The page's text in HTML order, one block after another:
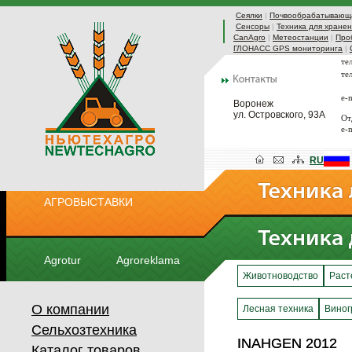
Сеялки |
Сенсоры | Техника для
CanAgro | Метеостанции |
ГЛОНАСС GPS мониторинга |
Воронеж
ул. Островского, 93А
e-
e-
АГРОВЫСТАВКИ
Agrotur Agroreklama
RU
О компании
Сельхозтехника
Животноводство
Лесная техника
INAHGEN 2012
INAHGEN 2012